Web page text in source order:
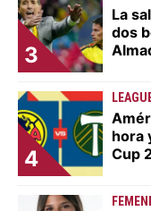
3
La
dos
4
hora
Cup